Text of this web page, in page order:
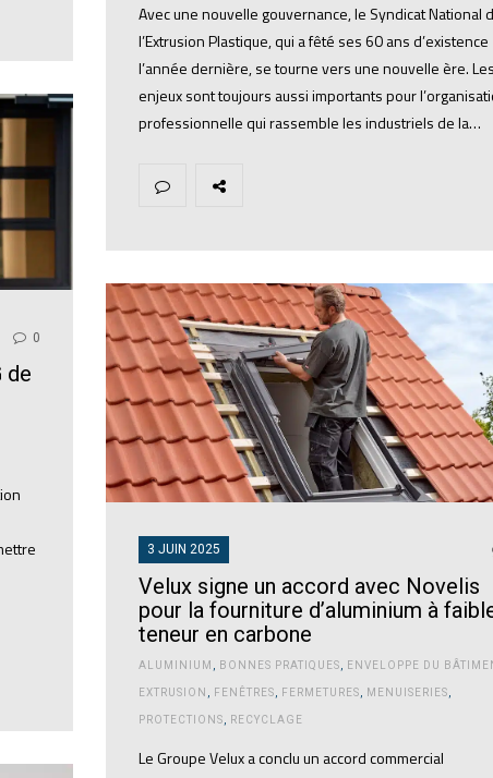
Avec une nouvelle gouvernance, le Syndicat National
l’Extrusion Plastique, qui a fêté ses 60 ans d’existence
l’année dernière, se tourne vers une nouvelle ère.
enjeux sont toujours aussi importants pour
professionnelle qui rassemble les industriels de la…
0
de
3 JUIN 2025
Velux signe un accord avec Novelis
pour la fourniture d’aluminium à
teneur en carbone
ALUMINIUM BONNES PRATIQUES ENVELOPPE DU
EXTRUSION FENÊTRES FERMETURES MENUISERIES
PROTECTIONS RECYCLAGE
Le Groupe Velux a conclu un accord commercial